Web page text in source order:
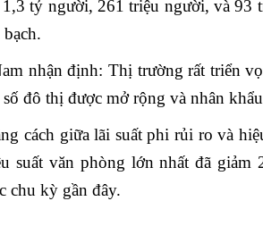
tỷ người, 261 triệu người, và
nhận định: Thị trường rất triển
đô thị được mở rộng và nhân
cách giữa lãi suất phi rủi ro và
suất văn phòng lớn nhất đã
chu kỳ gần đây.